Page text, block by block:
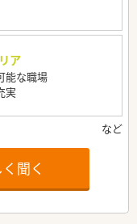
ア
能な職場
実
聞く